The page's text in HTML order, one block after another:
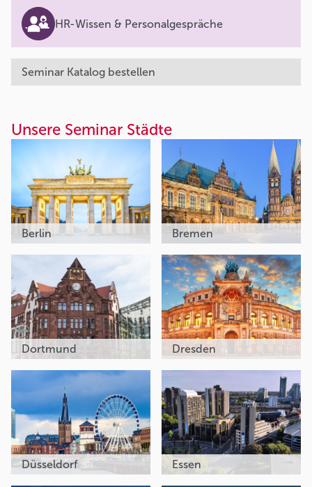
HR-Wissen & Personalgespräche
Seminar Katalog bestellen
Unsere Seminar Städte
Berlin Bremen
Dortmund Dresden
Düsseldorf Essen